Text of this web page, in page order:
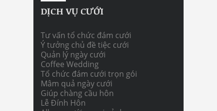
DỊCH VỤ CƯỚI
Tư vấn tổ chức đám cưới
Ý tưởng chủ đề tiệc cưới
Quản lý ngày cưới
Coffee Wedding
Tổ chức đám cưới trọn gói
Mâm quả ngày cưới
Giúp chàng cầu hôn
Lễ Đính Hôn